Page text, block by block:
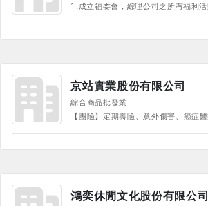
京站實業股份有限公司
綜合商品批發業
鴻奕休閒文化股份有限公司